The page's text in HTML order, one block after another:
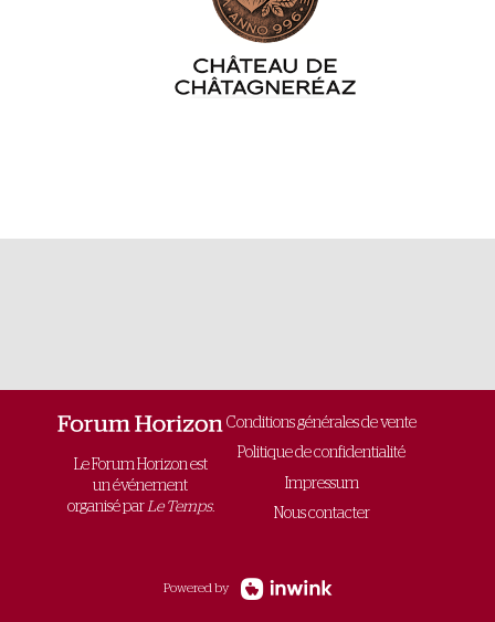
Châtagneréaz
Le Forum Horizon est
un événement
organisé parLe Temps.
Conditions générales de vente
Politique de confidentialité
Impressum
Nous contacter
Powered by